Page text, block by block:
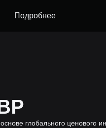
Подробнее
глобального ценового